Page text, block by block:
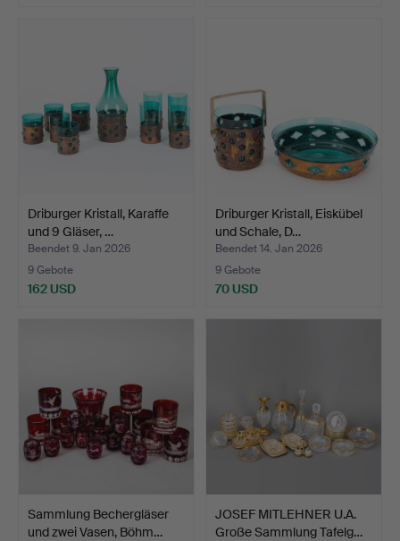
Driburger Kristall, Karaffe
und 9 Gläser, …
Beendet 9. Jan 2026
9 Gebote
162 USD
Driburger Kristall, Eiskübel
und Schale, D…
Beendet 14. Jan 2026
9 Gebote
70 USD
Sammlung Bechergläser
und zwei Vasen, Böhm…
JOSEF MITLEHNER U.A.
Große Sammlung Tafelg…